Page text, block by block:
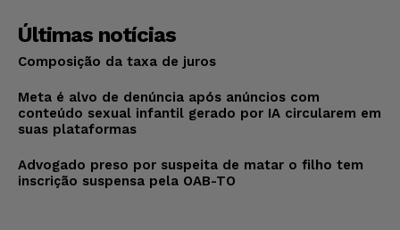
Últimas notícias
Composição da taxa de juros
Meta é alvo de denúncia após anúncios com
conteúdo sexual infantil gerado por IA circularem em
suas plataformas
Advogado preso por suspeita de matar o filho tem
inscrição suspensa pela OAB-TO